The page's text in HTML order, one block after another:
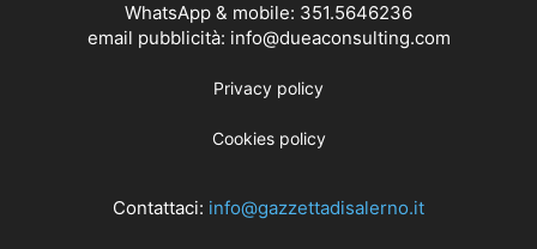
WhatsApp & mobile: 351.5646236
email pubblicità: info@dueaconsulting.com
Privacy policy
Cookies policy
Contattaci: info@gazzettadisalerno.it